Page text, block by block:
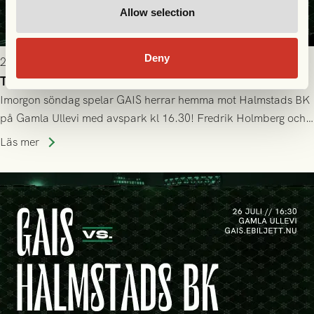
Allow selection
Deny
2026-07-25 19:00
Truppen till GAIS - Halmstads BK 26/7
Imorgon söndag spelar GAIS herrar hemma mot Halmstads BK
på Gamla Ullevi med avspark kl 16.30! Fredrik Holmberg och
ledarstaben har tagit ut följande trupp till matchen:
Läs mer